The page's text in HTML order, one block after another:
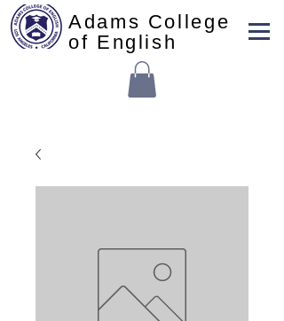
Adams College
of English